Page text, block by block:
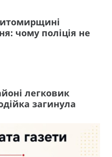
чому поліція не
легковик
загинула